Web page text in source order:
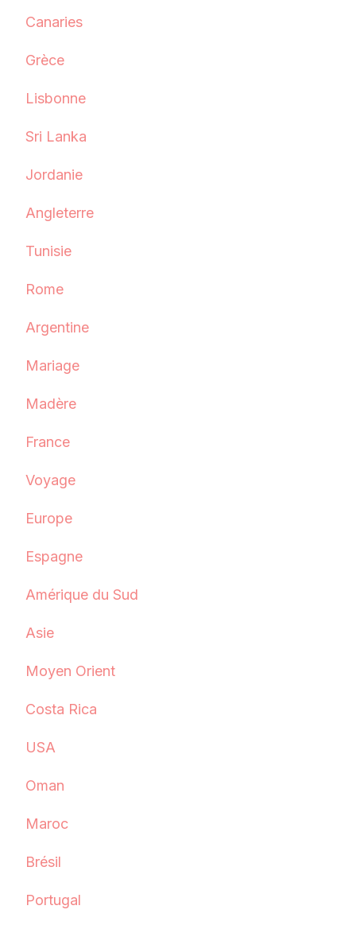
Canaries
Grèce
Lisbonne
Sri Lanka
Jordanie
Angleterre
Tunisie
Rome
Argentine
Mariage
Madère
France
Voyage
Europe
Espagne
Amérique du Sud
Asie
Moyen Orient
Costa Rica
USA
Oman
Maroc
Brésil
Portugal